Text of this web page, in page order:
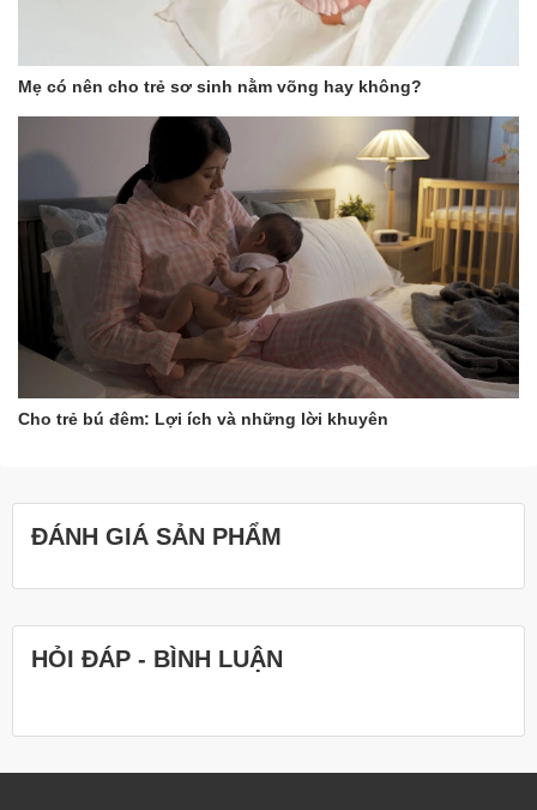
Mẹ có nên cho trẻ sơ sinh nằm võng hay không?
Cho trẻ bú đêm: Lợi ích và những lời khuyên
ĐÁNH GIÁ SẢN PHẨM
HỎI ĐÁP - BÌNH LUẬN